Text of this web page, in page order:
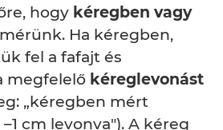
hogy kéregben vagy
mérünk. Ha kéregben,
fel a fafajt és
megfelelő kéreglevonást
„kéregben mért
cm levonva"). A kéreg